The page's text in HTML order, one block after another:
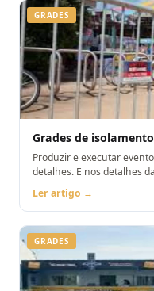
GRADES
Grades de
Produzir e executar
detalhes. E nos detalhes da segurança,
de isolamento para alugar
Ler artigo →
GRADES